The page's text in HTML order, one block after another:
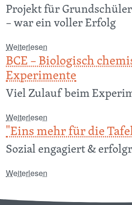
Projekt für Grundschüler
– war ein voller Erfolg
Weiterlesen
BCE – Biologisch
Experimente
Viel Zulauf beim
Weiterlesen
"Eins mehr für die
Sozial engagiert &
Weiterlesen